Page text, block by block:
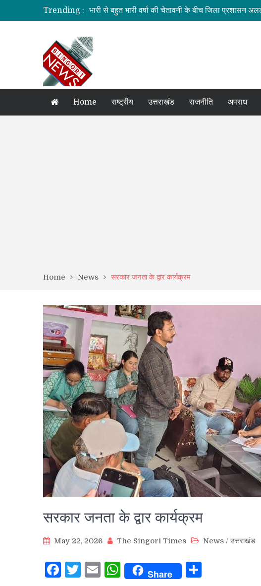
Trending :
भारी से बहुत भारी वर्षा की चेतावनी के बीच जिला प्रशासन
सड़क सुरक्षा में जनभागीदारी समन्वित प्रयास जरूरी: डीएम
प्रकृति और आधुनिकता का अनूठा संगम बनेगा राष्ट्रपति उद्यान
मुख्य सचिव ने वाह्य सहायतित परियोजनाओं की प्रगति की
Home राष्ट्रीय उत्तराखंड राजनीति अपराध
Home News सरकार जनता के द्वार कार्यक्रम
सरकार जनता के द्वार कार्यक्रम
May 22, 2026 The Singori Times News /उत्तराखंड
Facebook
Twitter
EmailWhatsApp
Share